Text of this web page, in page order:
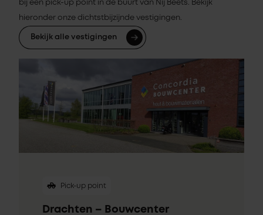
bij een pick-up point in de buurt van Nij Beets. Bekijk
hieronder onze dichtstbijzijnde vestigingen.
Bekijk alle vestigingen
Pick-up point
Drachten – Bouwcenter